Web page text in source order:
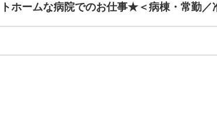
ホームな病院でのお仕事★＜病棟・常勤